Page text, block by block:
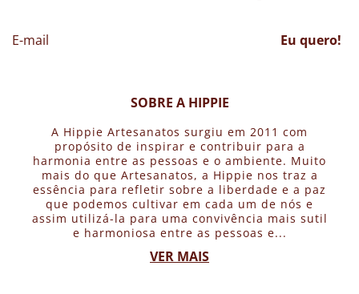
Eu quero!
SOBRE A HIPPIE
A Hippie Artesanatos surgiu em 2011 com
propósito de inspirar e contribuir para a
harmonia entre as pessoas e o ambiente. Muito
mais do que Artesanatos, a Hippie nos traz a
essência para refletir sobre a liberdade e a paz
que podemos cultivar em cada um de nós e
assim utilizá-la para uma convivência mais sutil
e harmoniosa entre as pessoas e...
VER MAIS